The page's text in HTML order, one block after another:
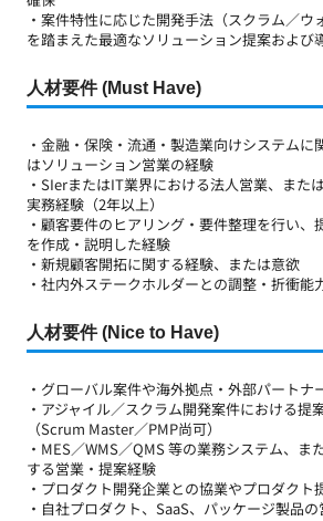
・案件特性に応じた開発手法（スクラム／ウ
を踏まえた最適なソリューション提案および
人材要件 (Must Have)
・金融・保険・流通・製造業向けシステムに
はソリューション営業の経験
・SIerまたはIT業界における法人営業、また
実務経験（2年以上）
・顧客要件のヒアリング・要件整理を行い、
を作成・説明した経験
・新規顧客開拓に関する経験、または意欲
・社内外ステークホルダーとの調整・折衝能
人材要件 (Nice to Have)
・グローバル案件や海外拠点・外部パートナ
・アジャイル／スクラム開発案件における提
（Scrum Master／PMP尚可）
・MES／WMS／QMS 等の業務システム、ま
する営業・提案経験
・プロダクト開発企業との協業やプロダクト
・自社プロダクト、SaaS、パッケージ製品